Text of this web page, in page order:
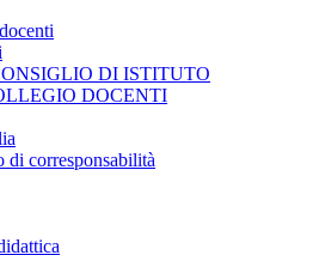
DI ISTITUTO
DOCENTI
di corresponsabilità